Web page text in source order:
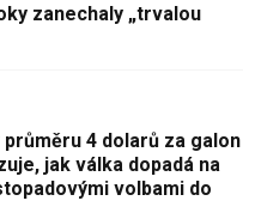
zanechaly „trvalou
průměru 4 dolarů za galon
jak válka dopadá na
volbami do